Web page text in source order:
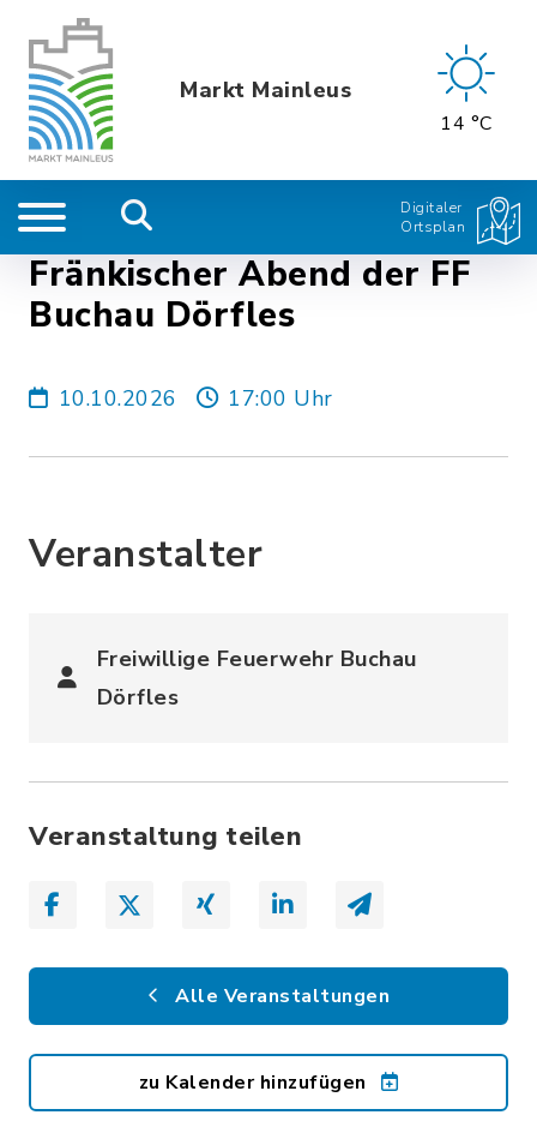
Markt Mainleus
14 °C
Digitaler
Ortsplan
Fränkischer Abend der FF
Buchau Dörfles
10.10.2026 17:00 Uhr
Veranstalter
Freiwillige Feuerwehr Buchau
Dörfles
Veranstaltung teilen
Alle Veranstaltungen
zu Kalender hinzufügen